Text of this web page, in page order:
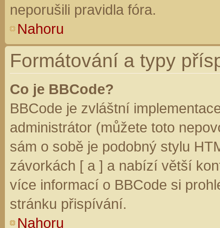
neporušili pravidla fóra.
Nahoru
Formátování a typy
Co je BBCode?
BBCode je zvláštní
administrátor (můžete toto
sám o sobě je podobný stylu
závorkách [ a ] a nabízí větší
více informací o BBCode si
stránku přispívání.
Nahoru